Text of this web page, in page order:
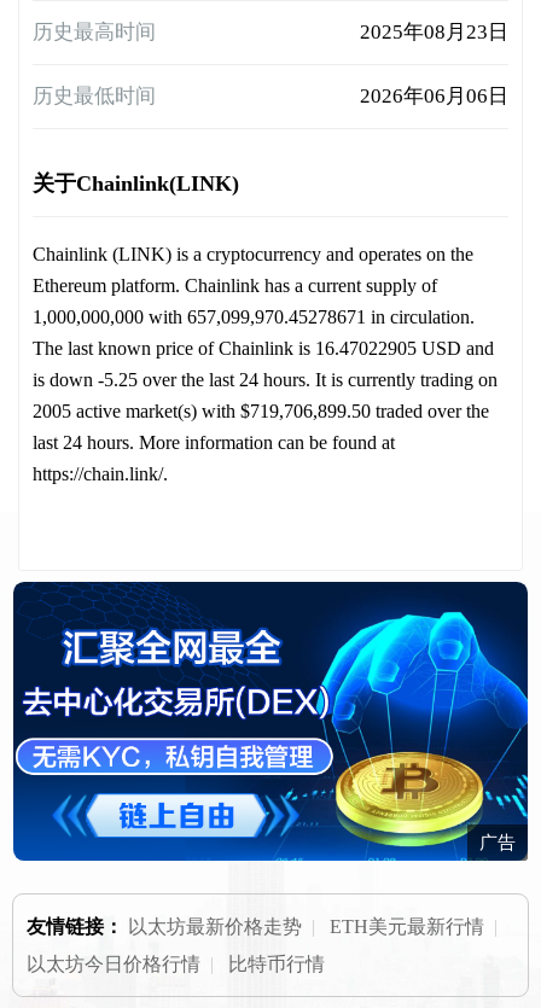
历史最高时间 2025年08月23日
历史最低时间 2026年06月06日
关于Chainlink(LINK)
Chainlink (LINK) is a cryptocurrency and operates on the
Ethereum platform. Chainlink has a current supply of
1,000,000,000 with 657,099,970.45278671 in circulation.
The last known price of Chainlink is 16.47022905 USD and
is down -5.25 over the last 24 hours. It is currently trading on
2005 active market(s) with $719,706,899.50 traded over the
last 24 hours. More information can be found at
https://chain.link/.
广告
友情链接： 以太坊最新价格走势 |ETH美元最新行情 |
以太坊今日价格行情 | 比特币行情